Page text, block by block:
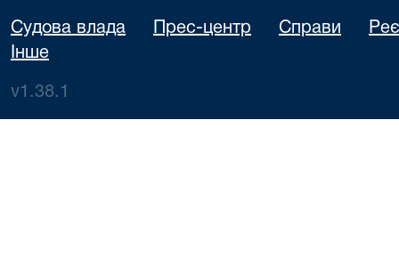
Судова влада Прес-центр Справи
Інше
v1.38.1